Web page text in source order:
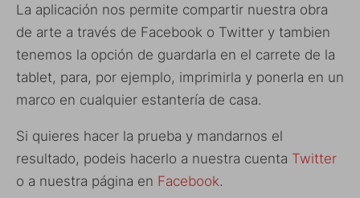
La aplicación nos permite compartir nuestra obra
de arte a través de Facebook o Twitter y tambien
tenemos la opción de guardarla en el carrete de la
tablet, para, por ejemplo, imprimirla y ponerla en un
marco en cualquier estantería de casa.
Si quieres hacer la prueba y mandarnos el
resultado, podeis hacerlo a nuestra cuenta Twitter
o a nuestra página en Facebook.